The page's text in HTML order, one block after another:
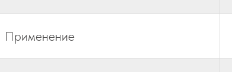
Применение